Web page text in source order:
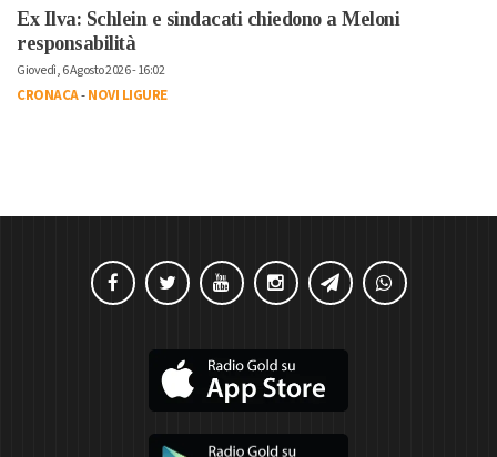
Ex Ilva: Schlein e sindacati chiedono a Meloni
responsabilità
Giovedì, 6 Agosto 2026 - 16:02
CRONACA-NOVI LIGURE